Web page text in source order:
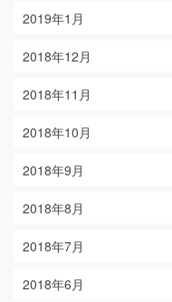
2019年1月
2018年12月
2018年11月
2018年10月
2018年9月
2018年8月
2018年7月
2018年6月